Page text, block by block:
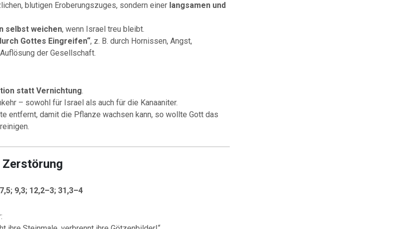
blutigen Eroberungszuges, sondern einer langsamen und
selbst weichen, wenn Israel treu bleibt.
Gottes Eingreifen“, z. B. durch Hornissen, Angst,
der Gesellschaft.
statt Vernichtung.
– sowohl für Israel als auch für die Kanaaniter.
entfernt, damit die Pflanze wachsen kann, so wollte Gott das
Zerstörung
9,3; 12,2–3; 31,3–4